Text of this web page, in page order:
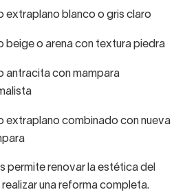
extraplano blanco o gris claro
beige o arena con textura piedra
antracita con mampara
extraplano combinado con nueva
permite renovar la estética del
una reforma completa.